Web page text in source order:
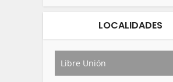
LOCALIDADES
Libre Unión